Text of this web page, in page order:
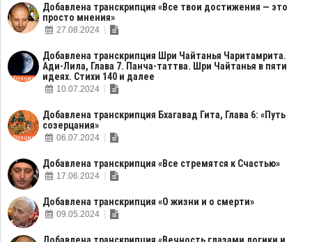
Добавлена транскрипция «Все твои достижения — это
просто мнения»
27.08.2024
Добавлена транскрипция Шри Чайтанья Чаритамрита.
Ади-Лила, Глава 7. Панча-таттва. Шри Чайтанья в пяти
идеях. Стихи 140 и далее
10.07.2024
Добавлена транскрипция Бхагавад Гита, Глава 6: «Путь
созерцания»
06.07.2024
Добавлена транскрипция «Все стремятся к Счастью»
17.06.2024
Добавлена транскрипция «О жизни и о смерти»
09.05.2024